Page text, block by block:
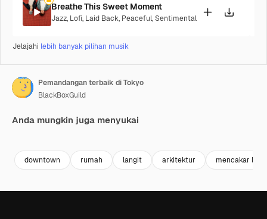
Breathe This Sweet Moment
Jazz, Lofi, Laid Back, Peaceful,Sentimental
Jelajahi lebih banyak pilihan musik
Pemandangan terbaik di Tokyo
BlackBoxGuild
Anda mungkin juga menyukai
downtown rumah langit arkitektur mencakar